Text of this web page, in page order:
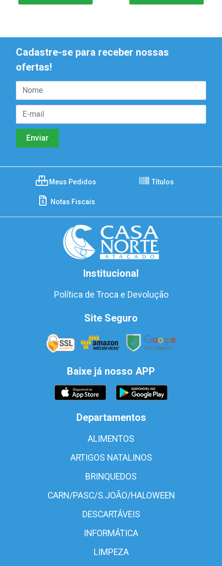
Cadastre-se para receber nossas
ofertas!
Meus Pedidos Títulos
Notas Fiscais
Institucional
Política de Troca e Devolução
Site Seguro
Baixe já nosso APP
Departamentos
ALIMENTOS
ARTIGOS NATALINOS
BRINQUEDOS
CARN/PASC/S.JOÃO/HALOWEEN
DESCARTÁVEIS
INFORMÁTICA
LIMPEZA